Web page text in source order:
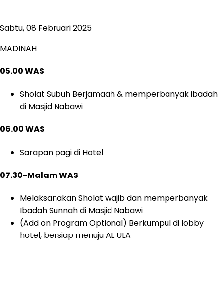
Sabtu, 08 Februari 2025
MADINAH
05.00 WAS
Sholat Subuh Berjamaah & memperbanyak ibadah
di Masjid Nabawi
06.00 WAS
Sarapan pagi di Hotel
07.30-Malam WAS
Melaksanakan Sholat wajib dan memperbanyak
Ibadah Sunnah di Masjid Nabawi
(Add on Program Optional) Berkumpul di lobby
hotel, bersiap menuju AL ULA